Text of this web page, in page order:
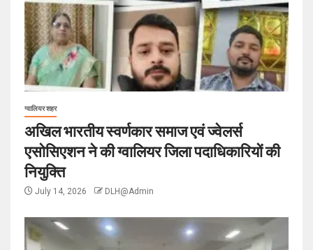
ग्वालियर शहर
अखिल भारतीय स्वर्णकार समाज एवं ज्वेलर्स
एसोसिएशन ने की ग्वालियर जिला पदाधिकारियों की
नियुक्ति
July 14, 2026 DLH@Admin